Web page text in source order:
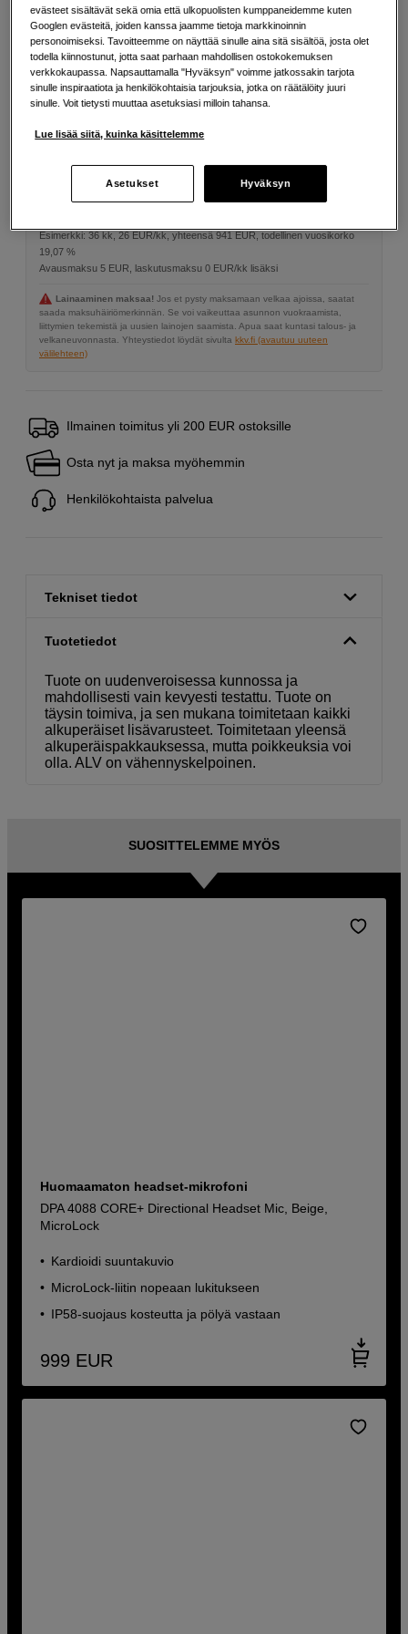
Lisää tietoa
731 EUR
Lisää ostoskoriin
Esimerkki: 36 kk, 26 EUR/kk, yhteensä 941 EUR, todellinen vuosikorko
19,07 %
Avausmaksu 5 EUR, laskutusmaksu 0 EUR/kk lisäksi
Lainaaminen maksaa! Jos et pysty maksamaan velkaa ajoissa, saatat
saada maksuhäiriömerkinnän. Se voi vaikeuttaa asunnon vuokraamista,
liittymien tekemistä ja uusien lainojen saamista. Apua saat kuntasi talous- ja
velkaneuvonnasta. Yhteystiedot löydät sivulta kkv.fi (avautuu uuteen
välilehteen)
Ilmainen toimitus yli 200 EUR ostoksille
Osta nyt ja maksa myöhemmin
Henkilökohtaista palvelua
Tekniset tiedot
Tuotetiedot
Tuote on uudenveroisessa kunnossa ja
mahdollisesti vain kevyesti testattu. Tuote on
täysin toimiva, ja sen mukana toimitetaan kaikki
alkuperäiset lisävarusteet. Toimitetaan yleensä
alkuperäispakkauksessa, mutta poikkeuksia voi
olla. ALV on vähennyskelpoinen.
SUOSITTELEMME MYÖS
Huomaamaton headset-mikrofoni
DPA 4088 CORE+ Directional Headset Mic, Beige,
MicroLock
Kardioidi suuntakuvio
MicroLock-liitin nopeaan lukitukseen
IP58-suojaus kosteutta ja pölyä vastaan
999 EUR
evästeet sisältävät sekä omia että ulkopuolisten kumppaneidemme kuten
Googlen evästeitä, joiden kanssa jaamme tietoja markkinoinnin
personoimiseksi. Tavoitteemme on näyttää sinulle aina sitä sisältöä, josta olet
todella kiinnostunut, jotta saat parhaan mahdollisen ostokokemuksen
verkkokaupassa. Napsauttamalla "Hyväksyn" voimme jatkossakin tarjota
sinulle inspiraatiota ja henkilökohtaisia tarjouksia, jotka on räätälöity juuri
sinulle. Voit tietysti muuttaa asetuksiasi milloin tahansa.
Lue lisää siitä, kuinka käsittelemme
Asetukset Hyväksyn